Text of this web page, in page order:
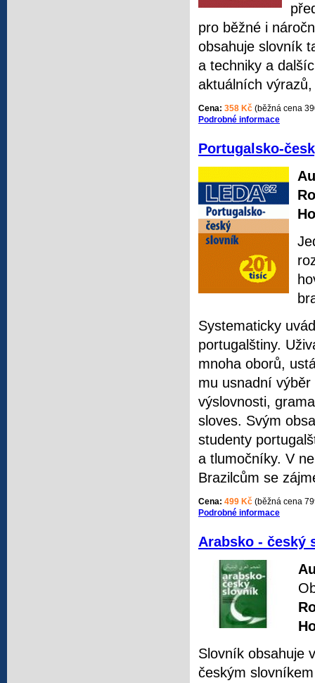
pro běžné i
obsahuje slovník
a techniky a
aktuálních
Cena: 358 Kč (běžná cena
Podrobné informace
Portugalsko-
Systematicky
portugalštiny.
mnoha oborů,
mu usnadní
výslovnosti,
sloves. Svým
studenty
a tlumočníky. V
Brazilcům se
Cena: 499 Kč (běžná cena
Podrobné informace
Arabsko - český
Slovník obsahuje
českým